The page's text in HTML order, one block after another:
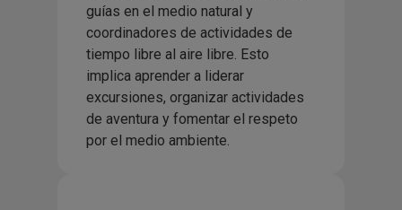
guías en el medio natural y
coordinadores de actividades de
tiempo libre al aire libre. Esto
implica aprender a liderar
excursiones, organizar actividades
de aventura y fomentar el respeto
por el medio ambiente.